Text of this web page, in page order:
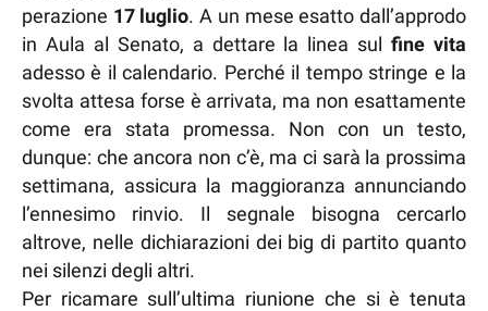
perazione 17 luglio. A un mese esatto dall’approdo
in Aula al Senato, a dettare la linea sulfine vita
adesso è il calendario. Perché il tempo stringe e la
svolta attesa forse è arrivata, ma non esattamente
come era stata promessa. Non con un testo,
dunque: che ancora non c’è, ma ci sarà la prossima
settimana, assicura la maggioranza annunciando
l’ennesimo rinvio. Il segnale bisogna cercarlo
altrove, nelle dichiarazioni dei big di partito quanto
nei silenzi degli altri.
Per ricamare sull’ultima riunione che si è tenuta